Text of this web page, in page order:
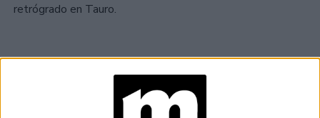
retrógrado en Tauro.